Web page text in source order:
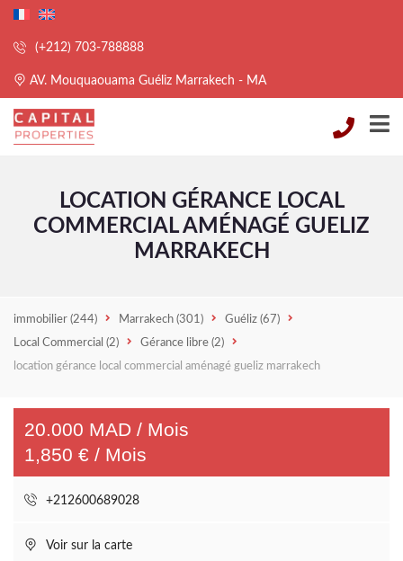
(+212) 703-788888
AV. Mouquaouama Guéliz Marrakech - MA
LOCATION GÉRANCE LOCAL
COMMERCIAL AMÉNAGÉ GUELIZ
MARRAKECH
immobilier (244) Marrakech (301) Guéliz (67)
Local Commercial (2) Gérance libre (2)
location gérance local commercial aménagé gueliz marrakech
20.000 MAD / Mois
1,850 € / Mois
+212600689028
Voir sur la carte